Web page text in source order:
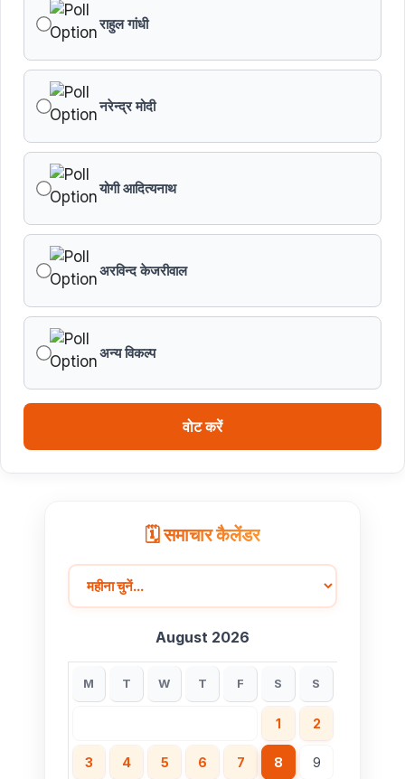
श्रद्धांजलि अर्पित
राहुल गांधी
नरेन्द्र मोदी
योगी आदित्यनाथ
अरविन्द केजरीवाल
अन्य विकल्प
वोट करें
🗓️ समाचार कैलेंडर
August 2026
M T W T F S S
1 2
3 4 5 6 7 8 9